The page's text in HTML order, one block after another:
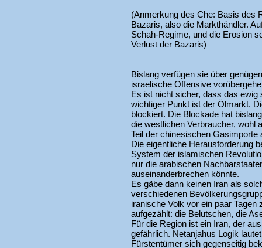
(Anmerkung des Che: Basis des
Bazaris, also die Markthändler.
Schah-Regime, und die Erosion
Verlust der Bazaris)
Bislang verfügen sie über
israelische Offensive
Es ist nicht sicher, dass das ewig
wichtiger Punkt ist der Ölmarkt.
blockiert. Die Blockade hat
die westlichen Verbraucher, wohl
Teil der chinesischen Gasimporte
Die eigentliche Herausforderung
System der islamischen
nur die arabischen
auseinanderbrechen könnte.
Es gäbe dann keinen Iran als
verschiedenen
iranische Volk vor ein paar
aufgezählt: die Belutschen, die
Für die Region ist ein Iran, der
gefährlich. Netanjahus Logik
Fürstentümer sich gegenseitig